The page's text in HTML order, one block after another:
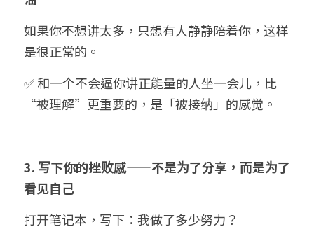
如果你不想讲太多，只想有人静静陪着你，这样
是很正常的。
✅ 和一个不会逼你讲正能量的人坐一会儿，比
“被理解”更重要的，是「被接纳」的感觉。
3. 写下你的挫败感——不是为了分享，而是为了
看见自己
打开笔记本，写下：我做了多少努力？